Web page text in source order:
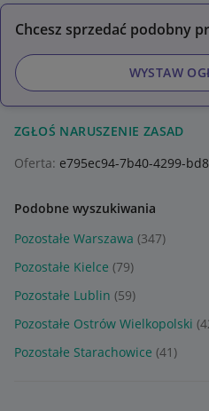
Chcesz sprzedać podobny
WYSTAW
ZGŁOŚ NARUSZENIE ZASAD
Oferta: e795ec94-7b40-4299-
Podobne wyszukiwania
Pozostałe Warszawa (347)
Pozostałe Kielce (79)
Pozostałe Lublin (59)
Pozostałe Ostrów Wielkopolski
Pozostałe Starachowice (41)